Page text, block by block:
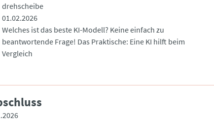
drehscheibe
01.02.2026
Welches ist das beste KI-Modell? Keine einfach zu
beantwortende Frage! Das Praktische: Eine KI hilft beim
Vergleich